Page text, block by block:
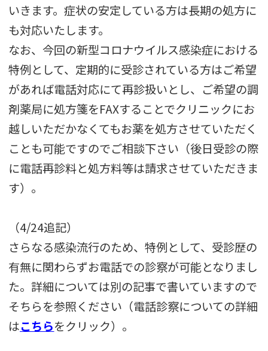
いきます。症状の安定している方は長期の処方に
も対応いたします。
なお、今回の新型コロナウイルス感染症における
特例として、定期的に受診されている方はご希望
があれば電話対応にて再診扱いとし、ご希望の調
剤薬局に処方箋をFAXすることでクリニックにお
越しいただかなくてもお薬を処方させていただく
ことも可能ですのでご相談下さい（後日受診の際
に電話再診料と処方料等は請求させていただきま
す）。
（4/24追記）
さらなる感染流行のため、特例として、受診歴の
有無に関わらずお電話での診察が可能となりまし
た。詳細については別の記事で書いていますので
そちらを参照ください（電話診察についての詳細
はこちらをクリック）。